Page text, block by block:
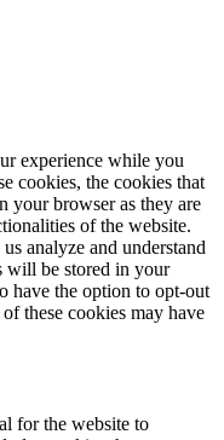
experience while you
cookies, the cookies that
your browser as they are
of the website.
analyze and understand
will be stored in your
have the option to opt-out
these cookies may have
for the website to